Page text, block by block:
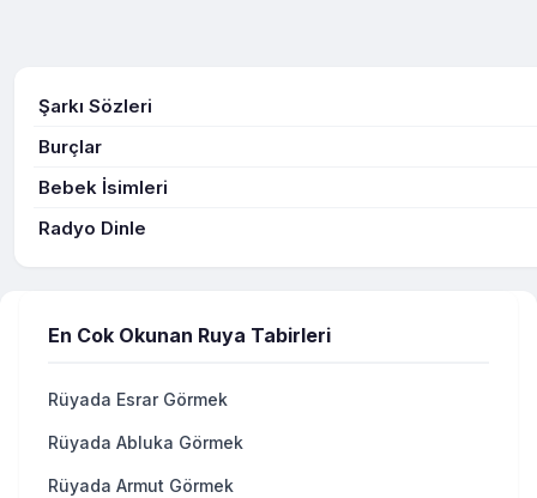
Şarkı Sözleri
Burçlar
Bebek İsimleri
Radyo Dinle
En Cok Okunan Ruya Tabirleri
Rüyada Esrar Görmek
Rüyada Abluka Görmek
Rüyada Armut Görmek